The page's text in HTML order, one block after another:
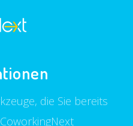
die Sie bereits